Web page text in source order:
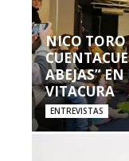
NICO TORO
ABEJAS”
VITACURA
ENTREVISTAS